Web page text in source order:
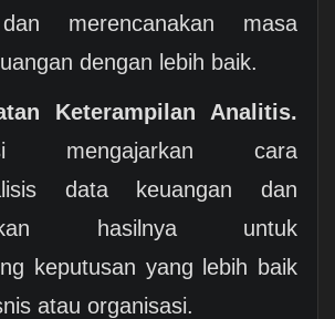
merencanakan masa
dengan lebih baik.
Keterampilan Analitis.
mengajarkan cara
data keuangan dan
hasilnya untuk
keputusan yang lebih baik
atau organisasi.